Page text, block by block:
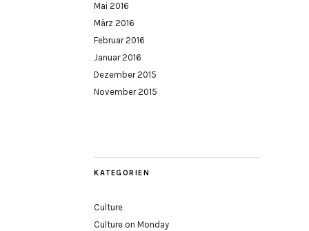
Mai 2016
März 2016
Februar 2016
Januar 2016
Dezember 2015
November 2015
KATEGORIEN
Culture
Culture on Monday